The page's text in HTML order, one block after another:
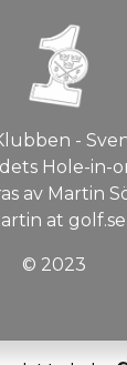
-
Hole-in-
av Martin
at golf.se
© 2023